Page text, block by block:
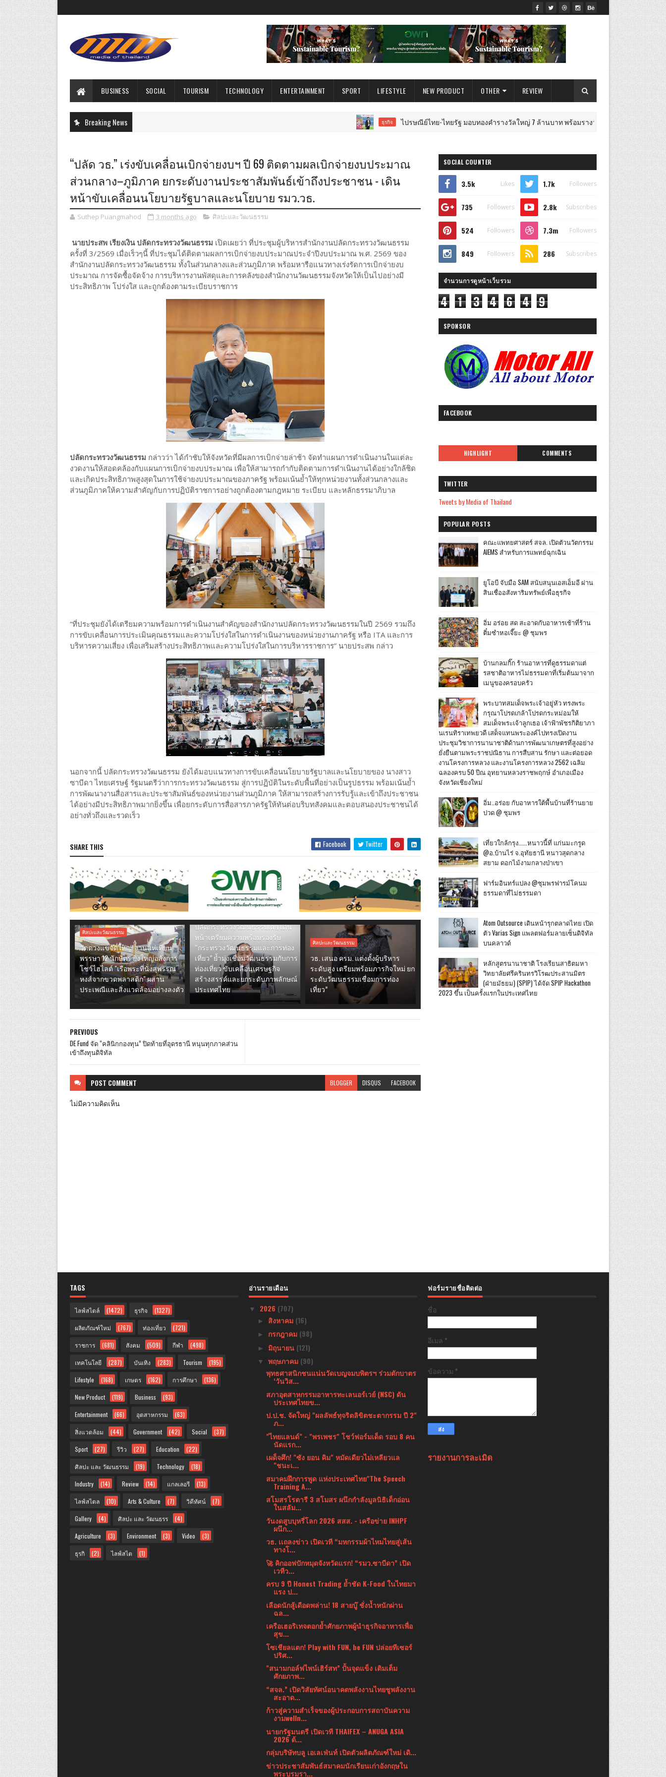
BUSINESS SOCIAL TOURISM TECHNOLOGY ENTERTAINMENT SPORT LIFESTYLE NEW PRODUCT OTHER REVIEW
Breaking News ธุรกิจ ไปรษณีย์ไทย-ไทยรัฐ มอบทองคำรางวัลใหญ่ 7 ล้านบาท พร้อมรางวัลรวมกว่า 12 ล้านบาทให้ผู้โชค
“ปลัด วธ.” เร่งขับเคลื่อนเบิกจ่ายงบฯ ปี 69 ติดตามผลเบิกจ่ายงบประมาณ
ส่วนกลาง–ภูมิภาค ยกระดับงานประชาสัมพันธ์เข้าถึงประชาชน - เดิน
หน้าขับเคลื่อนนโยบายรัฐบาลและนโยบาย รมว.วธ.
Suthep Puangmahod 3 months ago ศิลปะและวัฒนธรรม
นายประสพ เรียงเงิน ปลัดกระทรวงวัฒนธรรม เปิดเผยว่า ที่ประชุมผู้บริหารสำนักงานปลัดกระทรวงวัฒนธรรม
ครั้งที่ 3/2569 เมื่อเร็วๆนี้ ที่ประชุมได้ติดตามผลการเบิกจ่ายงบประมาณประจำปีงบประมาณ พ.ศ. 2569 ของ
สำนักงานปลัดกระทรวงวัฒนธรรม ทั้งในส่วนกลางและส่วนภูมิภาค พร้อมหารือแนวทางเร่งรัดการเบิกจ่ายงบ
ประมาณ การจัดซื้อจัดจ้าง การบริหารงานพัสดุและการคลังของสำนักงานวัฒนธรรมจังหวัดให้เป็นไปอย่างมี
ประสิทธิภาพ โปร่งใส และถูกต้องตามระเบียบราชการ
ปลัดกระทรวงวัฒนธรรม กล่าวว่า ได้กำชับให้จังหวัดที่มีผลการเบิกจ่ายล่าช้า จัดทำแผนการดำเนินงานในแต่ละ
งวดงานให้สอดคล้องกับแผนการเบิกจ่ายงบประมาณ เพื่อให้สามารถกำกับติดตามการดำเนินงานได้อย่างใกล้ชิด
และเกิดประสิทธิภาพสูงสุดในการใช้จ่ายงบประมาณของภาครัฐ พร้อมเน้นย้ำให้ทุกหน่วยงานทั้งส่วนกลางและ
ส่วนภูมิภาคให้ความสำคัญกับการปฏิบัติราชการอย่างถูกต้องตามกฎหมาย ระเบียบ และหลักธรรมาภิบาล
“ที่ประชุมยังได้เตรียมความพร้อมการดำเนินงานสำคัญของสำนักงานปลัดกระทรวงวัฒนธรรมในปี 2569 รวมถึง
การขับเคลื่อนการประเมินคุณธรรมและความโปร่งใสในการดำเนินงานของหน่วยงานภาครัฐ หรือ ITA และการ
บริหารความเสี่ยง เพื่อเสริมสร้างประสิทธิภาพและความโปร่งใสในการบริหารราชการ” นายประสพ กล่าว
นอกจากนี้ ปลัดกระทรวงวัฒนธรรม ยังได้มอบแนวทางการขับเคลื่อนนโยบายรัฐบาลและนโยบายของ นางสาว
ซาบีดา ไทยเศรษฐ์ รัฐมนตรีว่าการกระทรวงวัฒนธรรม สู่การปฏิบัติในระดับพื้นที่อย่างเป็นรูปธรรม พร้อมเน้นย้ำ
การพัฒนางานสื่อสารและประชาสัมพันธ์ของหน่วยงานส่วนภูมิภาค ให้สามารถสร้างการรับรู้และเข้าถึงประชาชน
ได้อย่างมีประสิทธิภาพมากยิ่งขึ้น เพื่อยกระดับการสื่อสารภาครัฐให้ทันต่อบริบทสังคมและตอบสนองประชาชนได้
อย่างทั่วถึงและรวดเร็ว
SHARE THIS Facebook Twitter
ศิลปะและวัฒนธรรม
วัดดวงแขจัดใหญ่! งานแห่เทียน
พรรษา 12 นักษัตร ยิ่งใหญ่อลังการ
โชว์ไฮไลต์ "เรือพระที่นั่งสุพรรณ
หงส์จากขวดพลาสติก" ผสาน
ประเพณีและสิ่งแวดล้อมอย่างลงตัว
ปลัดกระทรวงวัฒนธรรมเผย เดิน
หน้าเตรียมความพร้อมรองรับ
“กระทรวงวัฒนธรรมและการท่อง
เที่ยว” ย้ำมุ่งเชื่อมวัฒนธรรมกับการ
ท่องเที่ยว ขับเคลื่อนเศรษฐกิจ
สร้างสรรค์และยกระดับภาพลักษณ์
ประเทศไทย
ศิลปะและวัฒนธรรม
วธ. เสนอ ครม. แต่งตั้งผู้บริหาร
ระดับสูง เตรียมพร้อมภารกิจใหม่ ยก
ระดับวัฒนธรรมเชื่อมการท่อง
เที่ยว”
PREVIOUS
DE Fund จัด “คลินิกกองทุน” ปิดท้ายที่อุดรธานี หนุนทุกภาคส่วน
เข้าถึงทุนดิจิทัล
POST COMMENT BLOGGER DISQUS FACEBOOK
ไม่มีความคิดเห็น
SOCIAL COUNTER
3.5k Likes 1.7k Followers
735 Followers 2.8k Subscribes
524 Followers 7.3m Followers
849 Followers 286 Subscribes
จำนวนการดูหน้าเว็บรวม
4 1 3 4 6 4 9
SPONSOR
FACEBOOK
HIGHLIGHT COMMENTS
TWITTER
Tweets by Media of Thailand
POPULAR POSTS
คณะแพทยศาสตร์ สจล. เปิดตัวนวัตกรรม
AIEMS สำหรับการแพทย์ฉุกเฉิน
ยูโอบี จับมือ SAM สนับสนุนเอสเอ็มอี ผ่าน
สินเชื่ออสังหาริมทรัพย์เพื่อธุรกิจ
อิ่ม อร่อย สด สะอาดกับอาหารเช้าที่ร้าน
ติ๋มซำหอเจี๊ยะ @ ชุมพร
บ้านกลมกิ๊ก ร้านอาหารที่ดูธรรมดาแต่
รสชาติอาหารไม่ธรรมดาที่เริ่มต้นมาจาก
เมนูของครอบครัว
พระบาทสมเด็จพระเจ้าอยู่หัว ทรงพระ
กรุณาโปรดเกล้าโปรดกระหม่อมให้
สมเด็จพระเจ้าลูกเธอ เจ้าฟ้าพัชรกิติยาภา
นเรนทิราเทพยวดี เสด็จแทนพระองค์ไปทรงเปิดงาน
ประชุมวิชาการนานาชาติด้านการพัฒนาเกษตรที่สูงอย่าง
ยั่งยืนตามพระราชปณิธาน การสืบสาน รักษา และต่อยอด
งานโครงการหลวง และงานโครงการหลวง 2562 เฉลิม
ฉลองครบ 50 ปีณ อุทยานหลวงราชพฤกษ์ อำเภอเมือง
จังหวัดเชียงใหม่
อิ่ม..อร่อย กับอาหารใต้พื้นบ้านที่ร้านยาย
ปวด @ ชุมพร
เที่ยวใกล้กรุง......หนาวนี้ที่ แก่นมะกรูด
@อ.บ้านไร่ จ.อุทัยธานี หนาวสุดกลาง
สยาม ดอกไม้งามกลางป่าเขา
ฟาร์มอินทร์แปลง @ชุมพรฟารม์โคนม
ธรรมดาที่ไม่ธรรมดา
Atom Outsource เดินหน้ารุกตลาดไทย เปิด
ตัว Varias Sign แพลตฟอร์มลายเซ็นดิจิทัล
บนคลาวด์
หลักสูตรนานาชาติ โรงเรียนสาธิตมหา
วิทยาลัยศรีครินทรวิโรฒประสานมิตร
(ฝ่ายมัธยม) (SPIP) ได้จัด SPIP Hackathon
2023 ขึ้น เป็นครั้งแรกในประเทศไทย
TAGS
ไลฟ์สไตล์ (1472) ธุรกิจ (1327)
ผลิตภัณฑ์ใหม่ (767) ท่องเที่ยว (721)
ราชการ (681) สังคม (509) กีฬา (498)
เทคโนโลยี (287) บันเทิง (283) Tourism (195)
Lifestyle (168) เกษตร (162) การศึกษา (136)
New Product (119) Business (93)
Entertainment (66) อุตสาหกรรม (63)
สิ่งแวดล้อม (44) Government (42) Social (37)
Sport (27) รีวิว (27) Education (22)
ศิลปะ และ วัฒนธรรม (19) Technology (18)
Industry (14) Review (14) แกลเลอรี (13)
ไลฟ์สไตล (10) Arts & Culture (7) วิดีทัศน์ (7)
Gallery (4) ศิลปะ และ วัฒนธรร (4)
Agriculture (3) Environment (3) Video (3)
ธุรกิ (2) ไลฟ์สไต (1)
อ่านรายเดือน
▼ 2026 (707)
► สิงหาคม (16)
► กรกฎาคม (98)
► มิถุนายน (121)
▼ พฤษภาคม (90)
พุทธศาสนิกชนแน่นวัดเบญจมบพิตรฯ ร่วมตักบาตร
‘วันวิส...
สภาอุตสาหกรรมอาหารทะเลนอร์เวย์ (NSC) ดัน
ประเทศไทยข...
ป.ป.ช. จัดใหญ่ "ผลลัพธ์ทุจริตลิขิตชะตากรรม ปี 2"
ภ...
"ไทยแลนด์" - "พรเพชร" โชว์ฟอร์มเด็ด รอบ 8 คน
นัดแรก...
เผด็จศึก! "ซัง ยอน คิม" หมัดเดียวไม่เหลียวแล
"ชนะเ...
สมาคมฝึกการพูด แห่งประเทศไทย"The Speech
Training A...
สโมสรโรตารี 3 สโมสร ผนึกกำลังมูลนิธิเด็กอ่อน
ในสลัม...
วันงดสูบบุหรี่โลก 2026 สสส. - เครือข่าย INHPF
ผนึก...
วธ. เเถลงข่าว เปิดเวที “มหกรรมผ้าไหมไทยสู่เส้น
ทางโ...
🚀 คิกออฟปักหมุดจังหวัดแรก! “รมว.ซาบีดา” เปิด
เวทีว...
ครบ 9 ปี Honest Trading ย้ำชัด K-Food ในไทยมา
แรง ป...
เลือดนักสู้เดือดพล่าน! 18 สายบู๊ ชั่งน้ำหนักผ่าน
ฉล...
เครือเฮอริเทจตอกย้ำศักยภาพผู้นำธุรกิจอาหารเพื่อ
สุข...
โซเชียลแตก! Play with FUN, be FUN ปล่อยทีเซอร์
ปริศ...
"สนามกอล์ฟไพน์เฮิร์สท” ปั้นจุดแข็ง เติมเต็ม
ศักยภาพ...
“สจล.” เปิดวิสัยทัศน์อนาคตพลังงานไทยชูพลังงาน
สะอาด...
ก้าวสู่ความสำเร็จของผู้ประกอบการสถาบันความ
งามwelln...
นายกรัฐมนตรี เปิดเวที THAIFEX – ANUGA ASIA
2026 ต้...
กลุ่มบริษัทบลู เอเลเฟ่นท์ เปิดตัวผลิตภัณฑ์ใหม่ เดิ...
ข่าวประชาสัมพันธ์สมาคมนักเรียนเก่าอังกฤษใน
พระบรมรา...
ฟอร์มรายชื่อติดต่อ
ชื่อ
อีเมล *
ข้อความ *
รายงานการละเมิด